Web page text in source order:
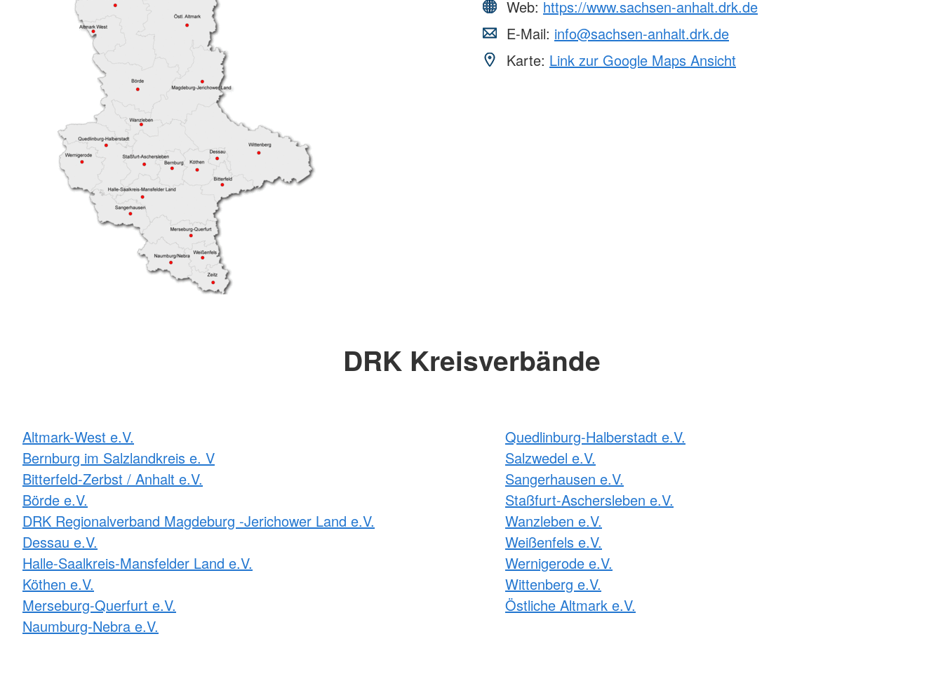
Web: https://www.sachsen-anhalt.drk.de
E-Mail: info@sachsen-anhalt.drk.de
Karte: Link zur Google Maps Ansicht
DRK Kreisverbände
Altmark-West e.V.
Bernburg im Salzlandkreis e. V
Bitterfeld-Zerbst / Anhalt e.V.
Börde e.V.
DRK Regionalverband Magdeburg -Jerichower Land e.V.
Dessau e.V.
Halle-Saalkreis-Mansfelder Land e.V.
Köthen e.V.
Merseburg-Querfurt e.V.
Naumburg-Nebra e.V.
Quedlinburg-Halberstadt e.V.
Salzwedel e.V.
Sangerhausen e.V.
Staßfurt-Aschersleben e.V.
Wanzleben e.V.
Weißenfels e.V.
Wernigerode e.V.
Wittenberg e.V.
Östliche Altmark e.V.